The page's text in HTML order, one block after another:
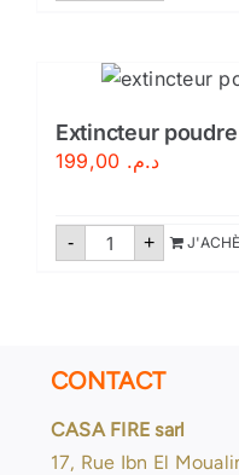
Extincteur
د.م.
- quantité
+
CONTACT
CASA FIRE sarl
17, Rue Ibn El